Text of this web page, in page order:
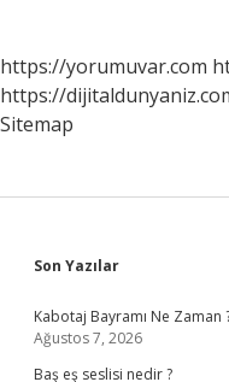
Para
Olmalı
https://yorumuvar.com
https://
Sitemap
Sidebar
Son Yazılar
Kabotaj Bayramı Ne Zaman
Ağustos 7, 2026
Baş eş seslisi nedir ?